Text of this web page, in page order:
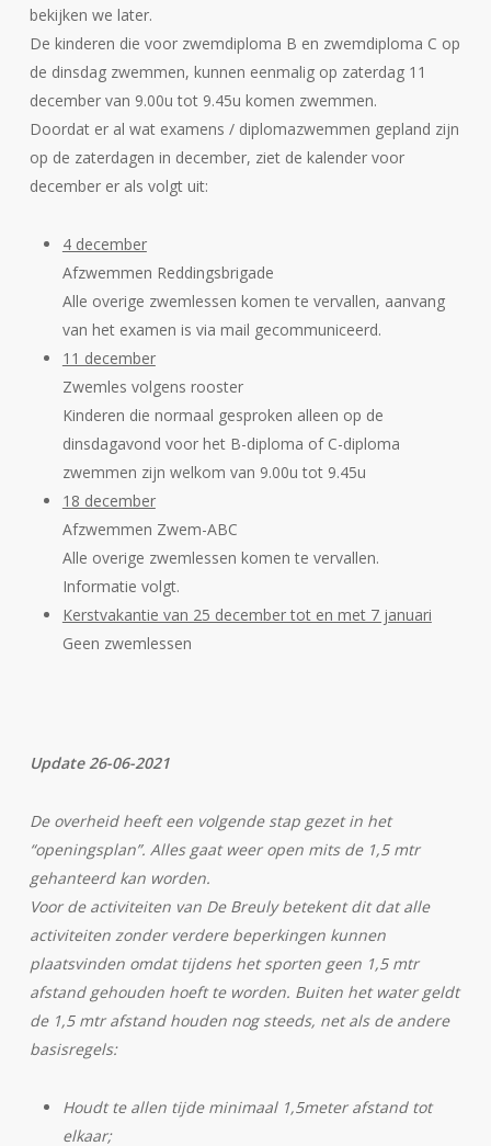
bekijken we later.
De kinderen die voor zwemdiploma B en zwemdiploma C op
de dinsdag zwemmen, kunnen eenmalig op zaterdag 11
december van 9.00u tot 9.45u komen zwemmen.
Doordat er al wat examens / diplomazwemmen gepland zijn
op de zaterdagen in december, ziet de kalender voor
december er als volgt uit:
4 december
Afzwemmen Reddingsbrigade
Alle overige zwemlessen komen te vervallen, aanvang
van het examen is via mail gecommuniceerd.
11 december
Zwemles volgens rooster
Kinderen die normaal gesproken alleen op de
dinsdagavond voor het B-diploma of C-diploma
zwemmen zijn welkom van 9.00u tot 9.45u
18 december
Afzwemmen Zwem-ABC
Alle overige zwemlessen komen te vervallen.
Informatie volgt.
Kerstvakantie van 25 december tot en met 7 januari
Geen zwemlessen
Update 26-06-2021
De overheid heeft een volgende stap gezet in het
“openingsplan”. Alles gaat weer open mits de 1,5 mtr
gehanteerd kan worden.
Voor de activiteiten van De Breuly betekent dit dat alle
activiteiten zonder verdere beperkingen kunnen
plaatsvinden omdat tijdens het sporten geen 1,5 mtr
afstand gehouden hoeft te worden. Buiten het water geldt
de 1,5 mtr afstand houden nog steeds, net als de andere
basisregels:
Houdt te allen tijde minimaal 1,5meter afstand tot
elkaar;